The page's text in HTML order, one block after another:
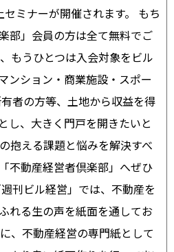
ミナーが開催されます。 もち
部」会員の方は全て無料でご
もうひとつは入会対象をビル
ンション・商業施設・スポー
者の方等、土地から収益を得
し、大きく門戸を開きたいと
抱える課題と悩みを解決すべ
不動産経営者倶楽部」へぜひ
刊ビル経営」では、不動産を
れる生の声を紙面を通してお
、不動産経営の専門紙として